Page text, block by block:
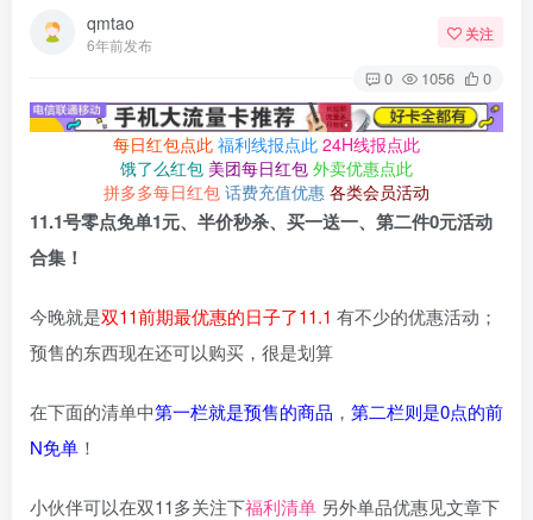
qmtao
6年前发布
关注
0 1056 0
每日红包点此 福利线报点此 24H线报点此
饿了么红包 美团每日红包 外卖优惠点此
拼多多每日红包 话费充值优惠 各类会员活动
11.1号零点免单1元、半价秒杀、买一送一、第二件0元活动
合集！
今晚就是双11前期最优惠的日子了11.1 有不少的优惠活动；
预售的东西现在还可以购买，很是划算
在下面的清单中第一栏就是预售的商品 ， 第二栏则是0点的前
N免单 ！
小伙伴可以在双11多关注下福利清单 另外单品优惠见文章下